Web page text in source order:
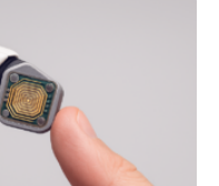
Die
Begleitung
Das Ziel ist
der Person
unterstützt